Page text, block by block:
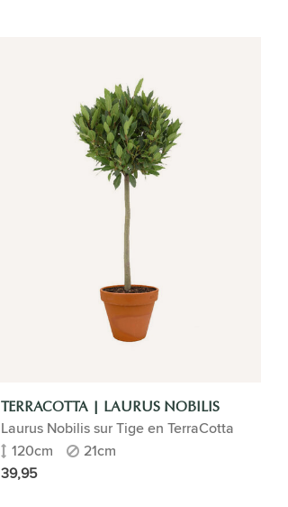
TERRACOTTA | LAURUS NOBILIS
Laurus Nobilis sur Tige en TerraCotta
120cm
21cm
39,95